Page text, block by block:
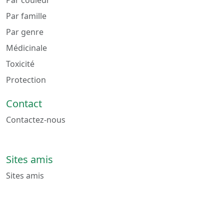
Par famille
Par genre
Médicinale
Toxicité
Protection
Contact
Contactez-nous
Sites amis
Sites amis